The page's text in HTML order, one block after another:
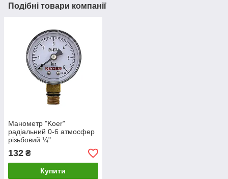
Подібні товари компанії
Манометр "Koer"
радіальний 0-6 атмосфер
різьбовий ¼"
132 ₴
Купити